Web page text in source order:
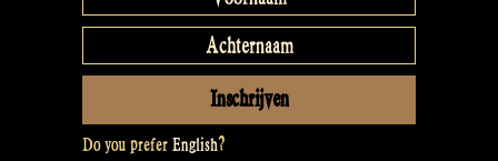
Do you prefer English?